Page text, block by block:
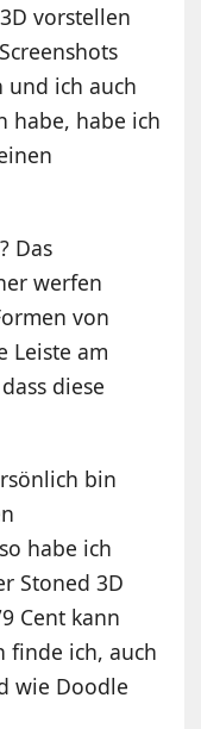
vorstellen
und ich auch
habe, habe ich
Das
werfen
von
Leiste am
diese
bin
habe ich
Stoned 3D
Cent kann
finde ich, auch
wie Doodle